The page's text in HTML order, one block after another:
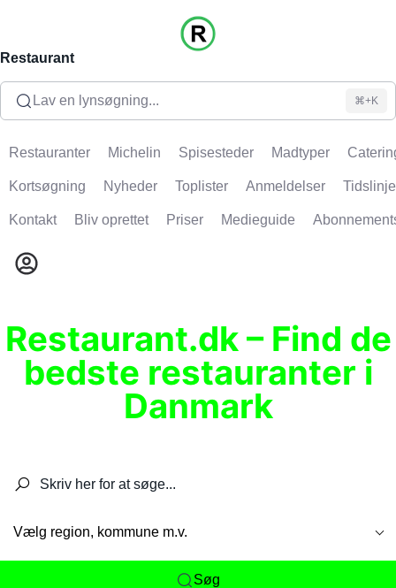
Restaurant
Lav en lynsøgning... ⌘+K
Restauranter Michelin Spisesteder Madtyper
Kortsøgning Nyheder Toplister Anmeldelser Tidslinje
Kontakt Bliv oprettet Priser Medieguide
Restaurant.dk – Find de
bedste restauranter i
Danmark
Vælg region, kommune m.v.
Søg